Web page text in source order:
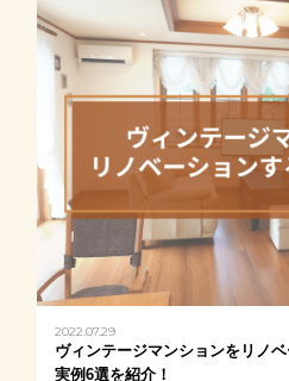
2022.07.29
ヴィンテージマンションをリノ
実例6選を紹介！